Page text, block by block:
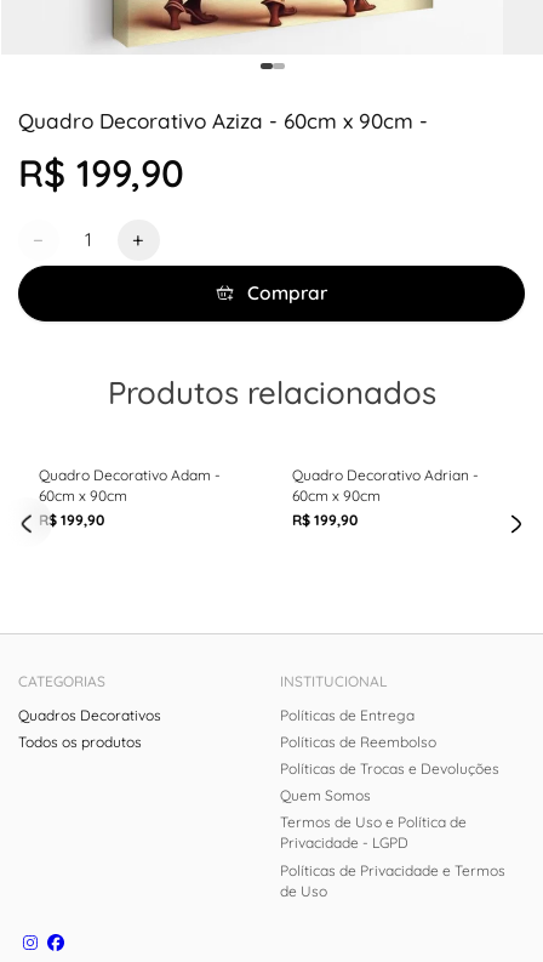
Quadro Decorativo Aziza - 60cm x 90cm -
R$ 199,90
− +
Comprar
Produtos relacionados
Quadro Decorativo Adam -
60cm x 90cm
R$ 199,90
Quadro Decorativo Adrian -
60cm x 90cm
R$ 199,90
CATEGORIAS
Quadros Decorativos
Todos os produtos
INSTITUCIONAL
Políticas de Entrega
Políticas de Reembolso
Políticas de Trocas e Devoluções
Quem Somos
Termos de Uso e Política de
Privacidade - LGPD
Políticas de Privacidade e Termos
de Uso